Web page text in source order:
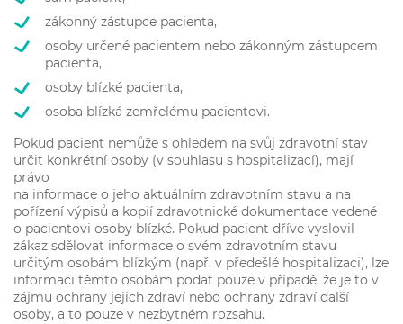
zákonný zástupce pacienta,
osoby určené pacientem nebo zákonným zástupcem
pacienta,
osoby blízké pacienta,
osoba blízká zemřelému pacientovi.
Pokud pacient nemůže s ohledem na svůj zdravotní stav
určit konkrétní osoby (v souhlasu s hospitalizací), mají
právo
na informace o jeho aktuálním zdravotním stavu a na
pořízení výpisů a kopií zdravotnické dokumentace vedené
o pacientovi osoby blízké. Pokud pacient dříve vyslovil
zákaz sdělovat informace o svém zdravotním stavu
určitým osobám blízkým (např. v předešlé hospitalizaci), lze
informaci těmto osobám podat pouze v případě, že je to v
zájmu ochrany jejich zdraví nebo ochrany zdraví další
osoby, a to pouze v nezbytném rozsahu.